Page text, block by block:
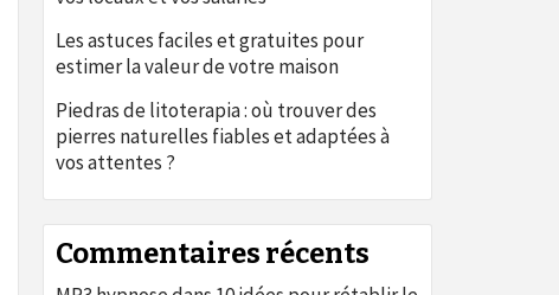
Les astuces faciles et gratuites pour
estimer la valeur de votre maison
Piedras de litoterapia : où trouver des
pierres naturelles fiables et adaptées à
vos attentes ?
Commentaires récents